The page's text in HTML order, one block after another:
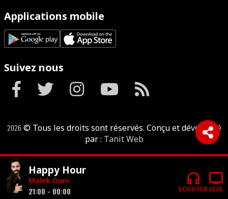
Applications mobile
Suivez nous
2026 © Tous les droits sont réservés. Conçu et développé
par : Tanit Web
Happy Hour
Malek Ouni
21:00 - 00:00
headphones
ECOUTER
tv
LIVE